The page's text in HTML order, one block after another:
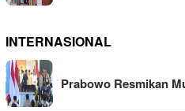
INTERNASIONAL
Prabowo Resmikan